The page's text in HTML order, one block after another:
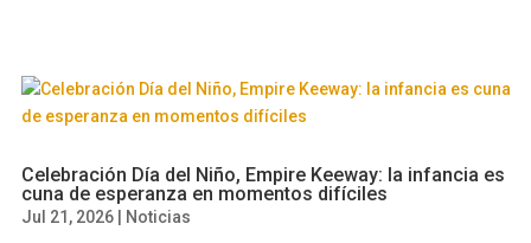
Celebración Día del Niño, Empire Keeway: la infancia es
cuna de esperanza en momentos difíciles
Jul 21, 2026 Noticias